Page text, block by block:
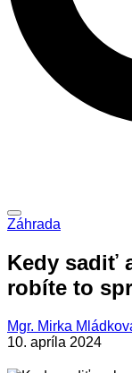
Záhrada
Kedy sadiť
robíte to
Mgr. Mirka
10. apríla 2024